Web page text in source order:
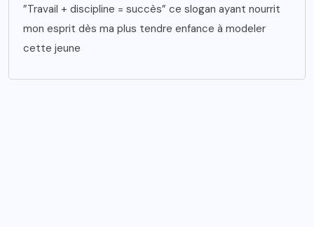
”Travail + discipline = succès” ce slogan ayant nourrit
mon esprit dès ma plus tendre enfance à modeler
cette jeune